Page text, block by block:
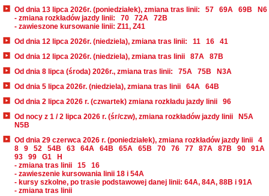
Od dnia 13 lipca 2026r. (poniedziałek), zmiana tras linii:
57 69A 69B
N6
- zmiana rozkładów jazdy linii:
70 72A
72B
- zawieszone kursowanie linii: Z11, Z41
Od dnia 12 lipca 2026r. (niedziela), zmiana tras linii:
11 16
41
Od dnia 12 lipca 2026r. (niedziela), zmiana tras linii
87A
87B
Od dnia 8 lipca (środa) 2026r., zmiana tras linii:
75A 75B
N3A
Od dnia 5 lipca 2026r. (niedziela), zmiana tras linii
64A
64B
Od dnia 2 lipca 2026 r. (czwartek) zmiana rozkładu jazdy linii
96
Od nocy z 1 / 2 lipca 2026 r. (śr/czw), zmiana rozkładów jazdy linii
N5A
N5B
Od dnia 29 czerwca 2026 r. (poniedziałek), zmiana rozkładów jazdy linii
4
8
9 52 54B 63 64A 64B 65A 65B 70 76 77 87A 87B 90
91A
93
99 G1
H
- zmiana tras linii
15
16
- zawieszenie kursowania linii 18 i 54A
- kursy szkolne, po trasie podstawowej danej linii: 64A, 84A, 88B i 91A
- zmiana tras linii